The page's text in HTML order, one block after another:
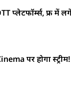
प्लेटफॉर्म्स, फ्री में
पर होगा